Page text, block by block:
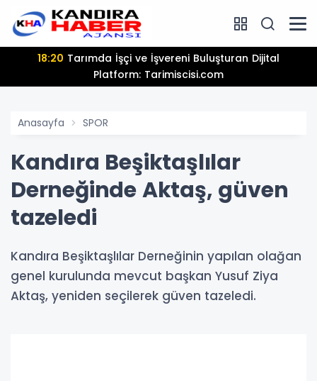
18:20
Platform: Tarimiscisi.com
Anasayfa SPOR
Kandıra Beşiktaşlılar
Derneğinde Aktaş, güven
tazeledi
Kandıra Beşiktaşlılar Derneğinin yapılan olağan
genel kurulunda mevcut başkan Yusuf Ziya
Aktaş, yeniden seçilerek güven tazeledi.